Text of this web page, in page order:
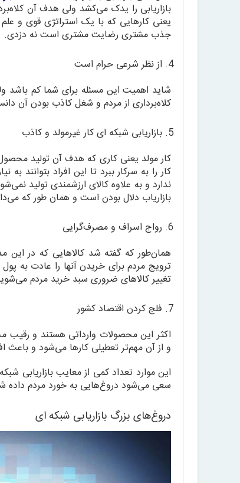
بازاریابی را یدک می‌کشد ولی هدف آن
یعنی کارهایی که با یک استراتژی قوی و
جذب مشتری رضایت مشتری است نه دزدی.
از نظر شرعی حرام است
شاید اهمیت این مسئله برای شما کم باشد
کلاه‌برداری از مردم و شغل کاذب بودن آن
بازاریابی شبکه ای کار غیرمولد و کاذب
کار مولد یعنی کاری که هدف آن تولید
کار را به سرکار ببرد تا این افراد
ندارد و به علاوه کالای ارزشمندی
بازاریاب دلال بودن است و همان طور که
رواج اسراف و مصرف‌گرایی
همان‌طور که گفته شد کالاهایی که در
ترویج مردم برای خریدن آنها را عادت به
تغییر کالاهای ضروری سبد خرید مردم
فلج کردن اقتصاد کشور
اکثر این محصولات وارداتی هستند و
و از آن مهم‌تر تعطیلی کارها می‌شود و باعث
این موارد تعداد کمی از معایب بازاریابی
سعی می‌شود دروغ‌هایی به خورد مردم داده
دروغ‌های بزرگ بازاریابی شبکه ای